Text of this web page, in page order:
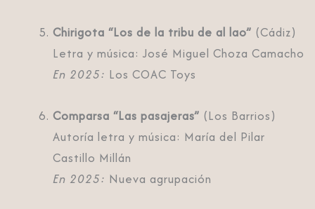
Chirigota “Los de la tribu de al lao” (Cádiz)
Letra y música: José Miguel Choza Camacho
En 2025: Los COAC Toys
Comparsa “Las pasajeras” (Los Barrios)
Autoría letra y música: María del Pilar
Castillo Millán
En 2025: Nueva agrupación